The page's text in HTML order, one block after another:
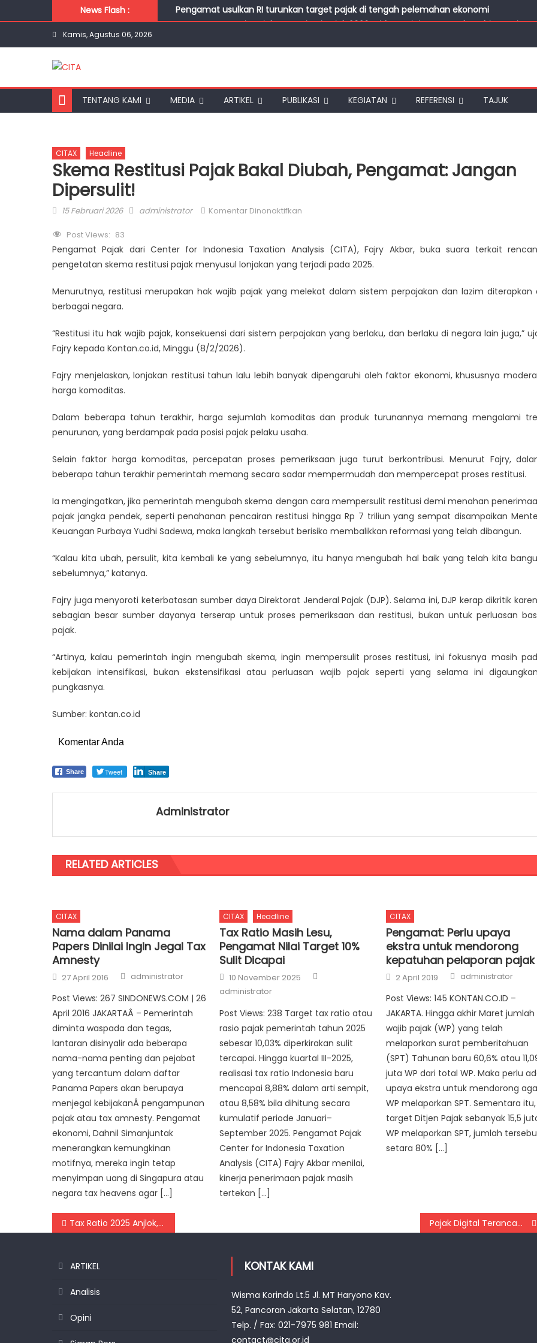
News Flash :
Pengamat usulkan RI turunkan target pajak di tengah pelemahan ekonomi
Pengamat Soroti Lonjakan Restitusi Pajak 2026, Diduga Dipicu Penundaan hingga Ijon
Kamis, Agustus 06, 2026
TENTANG KAMI MEDIA ARTIKEL PUBLIKASI KEGIATAN REFERENSI TAJUK
CITAX Headline
Skema Restitusi Pajak Bakal Diubah, Pengamat: Jangan
Dipersulit!
Posted on
15 Februari 2026 Author
administrator Komentar Dinonaktifkan
Post Views: 83
Pengamat Pajak dari Center for Indonesia Taxation Analysis (CITA), Fajry Akbar, buka suara terkait
pengetatan skema restitusi pajak menyusul lonjakan yang terjadi pada 2025.
Menurutnya, restitusi merupakan hak wajib pajak yang melekat dalam sistem perpajakan dan lazim diterapkan
berbagai negara.
“Restitusi itu hak wajib pajak, konsekuensi dari sistem perpajakan yang berlaku, dan berlaku di negara lain juga,”
Fajry kepada Kontan.co.id, Minggu (8/2/2026).
Fajry menjelaskan, lonjakan restitusi tahun lalu lebih banyak dipengaruhi oleh faktor ekonomi, khususnya
harga komoditas.
Dalam beberapa tahun terakhir, harga sejumlah komoditas dan produk turunannya memang mengalami
penurunan, yang berdampak pada posisi pajak pelaku usaha.
Selain faktor harga komoditas, percepatan proses pemeriksaan juga turut berkontribusi. Menurut Fajry,
beberapa tahun terakhir pemerintah memang secara sadar mempermudah dan mempercepat proses restitusi.
Ia mengingatkan, jika pemerintah mengubah skema dengan cara mempersulit restitusi demi menahan
pajak jangka pendek, seperti penahanan pencairan restitusi hingga Rp 7 triliun yang sempat disampaikan
Keuangan Purbaya Yudhi Sadewa, maka langkah tersebut berisiko membalikkan reformasi yang telah dibangun.
“Kalau kita ubah, persulit, kita kembali ke yang sebelumnya, itu hanya mengubah hal baik yang telah kita
sebelumnya,” katanya.
Fajry juga menyoroti keterbatasan sumber daya Direktorat Jenderal Pajak (DJP). Selama ini, DJP kerap dikritik
sebagian besar sumber dayanya terserap untuk proses pemeriksaan dan restitusi, bukan untuk perluasan
pajak.
“Artinya, kalau pemerintah ingin mengubah skema, ingin mempersulit proses restitusi, ini fokusnya masih
kebijakan intensifikasi, bukan ekstensifikasi atau perluasan wajib pajak seperti yang selama ini
pungkasnya.
Sumber: kontan.co.id
Komentar Anda
Share Tweet Share
Administrator
RELATED ARTICLES
CITAX
Nama dalam Panama
Papers Dinilai Ingin Jegal Tax
Amnesty
Posted on
27 April 2016 Author
administrator
Post Views: 267 SINDONEWS.COM | 26
April 2016 JAKARTAÂ – Pemerintah
diminta waspada dan tegas,
lantaran disinyalir ada beberapa
nama-nama penting dan pejabat
yang tercantum dalam daftar
Panama Papers akan berupaya
menjegal kebijakanÂ pengampunan
pajak atau tax amnesty. Pengamat
ekonomi, Dahnil Simanjuntak
menerangkan kemungkinan
motifnya, mereka ingin tetap
menyimpan uang di Singapura atau
negara tax heavens agar […]
CITAX Headline
Tax Ratio Masih Lesu,
Pengamat Nilai Target 10%
Sulit Dicapai
Posted on
10 November 2025
administrator
Post Views: 238 Target tax ratio atau
rasio pajak pemerintah tahun 2025
sebesar 10,03% diperkirakan sulit
tercapai. Hingga kuartal III-2025,
realisasi tax ratio Indonesia baru
mencapai 8,88% dalam arti sempit,
atau 8,58% bila dihitung secara
kumulatif periode Januari–
September 2025. Pengamat Pajak
Center for Indonesia Taxation
Analysis (CITA) Fajry Akbar menilai,
kinerja penerimaan pajak masih
tertekan […]
CITAX
Pengamat: Perlu upaya
ekstra untuk mendorong
kepatuhan pelaporan pajak
Posted on
2 April 2019 Author
administrator
Post Views: 145 KONTAN.CO.ID –
JAKARTA. Hingga akhir Maret jumlah
wajib pajak (WP) yang telah
melaporkan surat pemberitahuan
(SPT) Tahunan baru 60,6% atau
juta WP dari total WP. Maka perlu
upaya ekstra untuk mendorong
WP melaporkan SPT. Sementara itu,
target Ditjen Pajak sebanyak 15,5
WP melaporkan SPT, jumlah
setara 80% […]
Navigasi pos
Tax Ratio 2025 Anjlok, Defisit Fiskal Tahun Ini Berpotensi Membengkak Pajak Digital Terancam Imbas Perjanjian Dagang, Cek Potensi Pendapatan yang Hilang
ARTIKEL
Analisis
Opini
KONTAK KAMI
Wisma Korindo Lt.5 Jl. MT Haryono Kav.
52, Pancoran Jakarta Selatan, 12780
Telp. / Fax: 021-7975 981 Email:
contact@cita.or.id